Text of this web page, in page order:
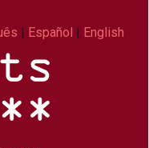
| Español | English